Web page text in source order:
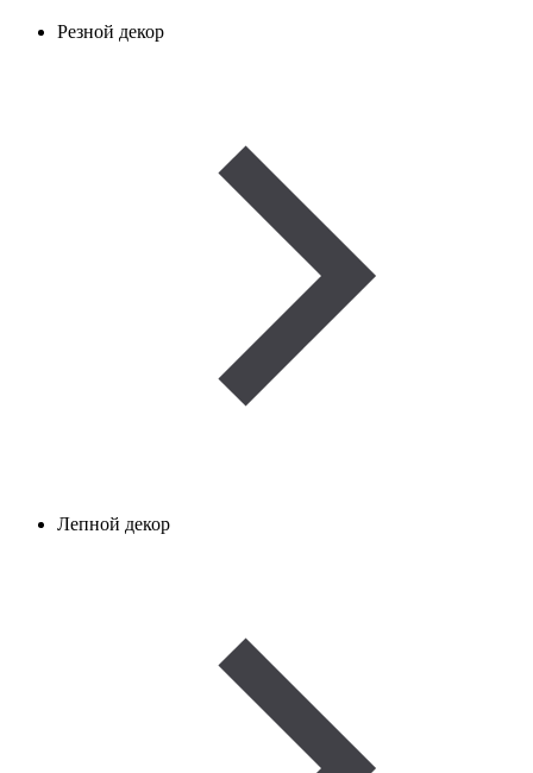
Резной декор
Лепной декор